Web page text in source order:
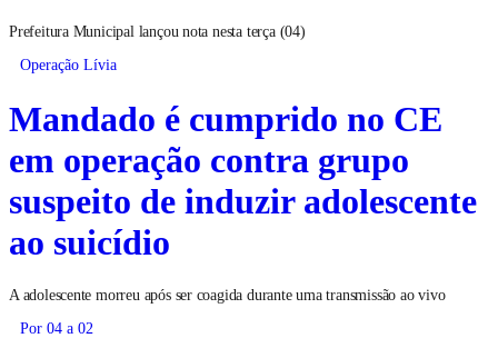
Prefeitura Municipal lançou nota nesta terça (04)
Operação Lívia
Mandado é cumprido no CE
em operação contra grupo
suspeito de induzir adolescente
ao suicídio
A adolescente morreu após ser coagida durante uma transmissão ao vivo
Por 04 a 02